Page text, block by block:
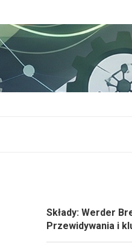
Składy: Werder
Przewidywania i